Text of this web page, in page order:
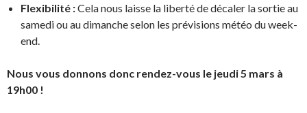
Flexibilité :Cela nous laisse la liberté de décaler la sortie au
samedi ou au dimanche selon les prévisions météo du week-
end.
Nous vous donnons donc rendez-vous le jeudi 5 mars à
19h00 !